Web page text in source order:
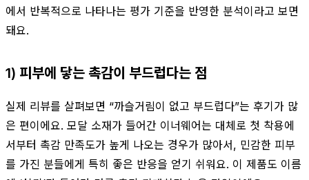
에서 반복적으로 나타나는 평가 기준을 반영한 분석이라고 보면
돼요.
1) 피부에 닿는 촉감이 부드럽다는 점
실제 리뷰를 살펴보면 “까슬거림이 없고 부드럽다”는 후기가 많
은 편이에요. 모달 소재가 들어간 이너웨어는 대체로 첫 착용에
서부터 촉감 만족도가 높게 나오는 경우가 많아서, 민감한 피부
를 가진 분들에게 특히 좋은 반응을 얻기 쉬워요. 이 제품도 이름